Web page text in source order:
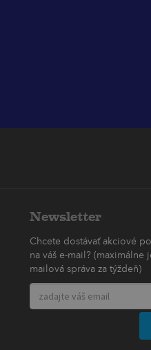
Newsletter
Chcete dostávať akciové
na váš e-mail? (maximálne
mailová správa za týždeň)